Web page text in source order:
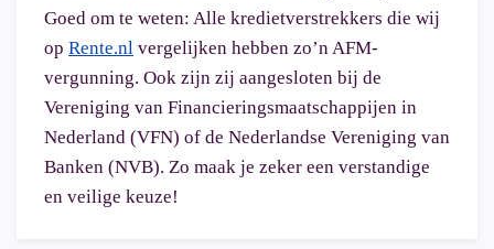
Goed om te weten: Alle kredietverstrekkers die wij
op Rente.nl vergelijken hebben zo’n AFM-
vergunning. Ook zijn zij aangesloten bij de
Vereniging van Financieringsmaatschappijen in
Nederland (VFN) of de Nederlandse Vereniging van
Banken (NVB). Zo maak je zeker een verstandige
en veilige keuze!